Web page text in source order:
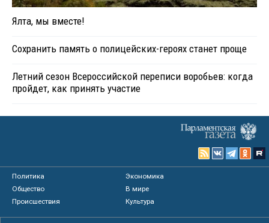
Ялта, мы вместе!
Сохранить память о полицейских-героях станет проще
Летний сезон Всероссийской переписи воробьев: когда
пройдет, как принять участие
Политика
Экономика
Общество
В мире
Происшествия
Культура